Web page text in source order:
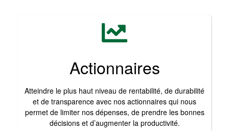
Actionnaires
Atteindre le plus haut niveau de rentabilité, de durabilité
et de transparence avec nos actionnaires qui nous
permet de limiter nos dépenses, de prendre les bonnes
décisions et d’augmenter la productivité.